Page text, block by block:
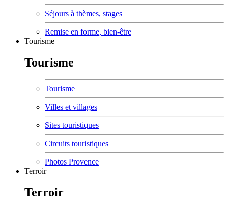
Séjours à thèmes, stages
Remise en forme, bien-être
Tourisme
Tourisme
Tourisme
Villes et villages
Sites touristiques
Circuits touristiques
Photos Provence
Terroir
Terroir